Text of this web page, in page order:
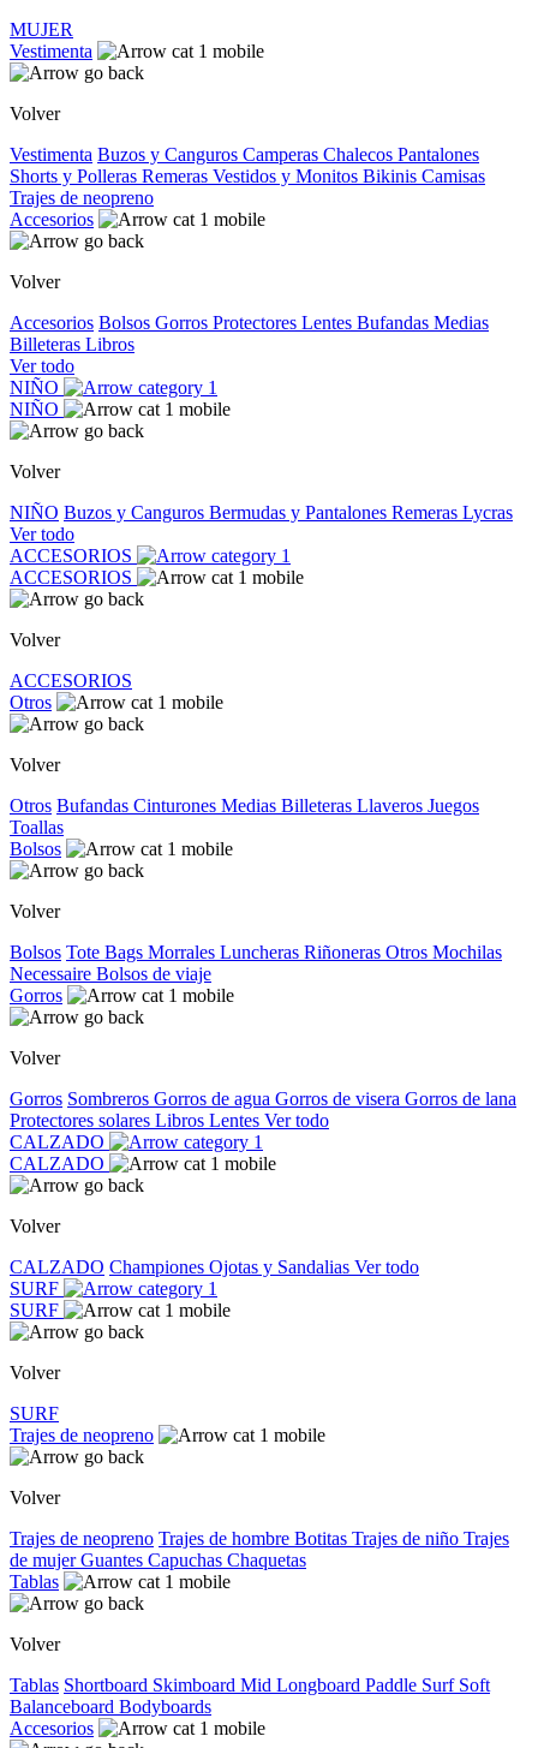
MUJER
Vestimenta
Volver
Vestimenta Buzos y Canguros Camperas Chalecos Pantalones
Shorts y Polleras Remeras Vestidos y Monitos Bikinis Camisas
Trajes de neopreno
Accesorios
Volver
Accesorios Bolsos Gorros Protectores Lentes Bufandas Medias
Billeteras Libros
Ver todo
NIÑO
NIÑO
Volver
NIÑO Buzos y Canguros Bermudas y Pantalones Remeras Lycras
Ver todo
ACCESORIOS
ACCESORIOS
Volver
ACCESORIOS
Otros
Volver
Otros Bufandas Cinturones Medias Billeteras Llaveros Juegos
Toallas
Bolsos
Volver
Bolsos Tote Bags Morrales Luncheras Riñoneras Otros Mochilas
Necessaire Bolsos de viaje
Gorros
Volver
Gorros Sombreros Gorros de agua Gorros de visera Gorros de lana
Protectores solares Libros Lentes Ver todo
CALZADO
CALZADO
Volver
CALZADO Championes Ojotas y Sandalias Ver todo
SURF
SURF
Volver
SURF
Trajes de neopreno
Volver
Trajes de neopreno Trajes de hombre Botitas Trajes de niño Trajes
de mujerGuantes Capuchas Chaquetas
Tablas
Volver
Tablas Shortboard Skimboard Mid Longboard Paddle Surf Soft
Balanceboard Bodyboards
Accesorios